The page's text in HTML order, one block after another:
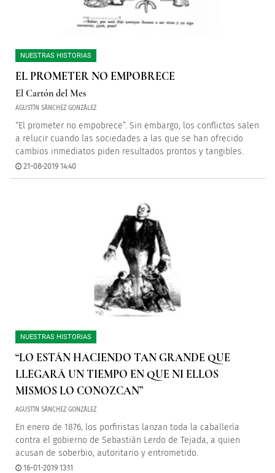
NUESTRAS HISTORIAS
EL PROMETER NO EMPOBRECE
El Cartón del Mes
AGUSTÍN SÁNCHEZ GONZÁLEZ
“El prometer no empobrece”. Sin embargo, los conflictos salen
a relucir cuando las sociedades a las que se han ofrecido
cambios inmediatos piden resultados prontos y tangibles.
21-08-2019 14:40
NUESTRAS HISTORIAS
“LO ESTÁN HACIENDO TAN GRANDE QUE
LLEGARÁ UN TIEMPO EN QUE NI ELLOS
MISMOS LO CONOZCAN”
AGUSTÍN SÁNCHEZ GONZÁLEZ
En enero de 1876, los porfiristas lanzan toda la caballería
contra el gobierno de Sebastián Lerdo de Tejada, a quien
acusan de soberbio, autoritario y entrometido.
16-01-2019 13:11